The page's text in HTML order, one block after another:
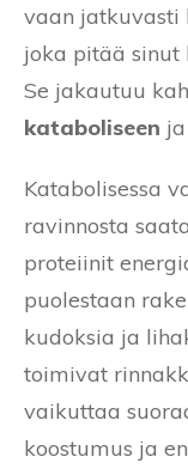
vaan jatkuvasti
joka pitää sinut
Se jakautuu
kataboliseen ja
Katabolisessa
ravinnosta
proteiinit
puolestaan
kudoksia ja
toimivat
vaikuttaa
koostumus ja